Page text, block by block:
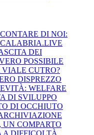
DI NOI:
CALABRIA.LIVE
DEI
POSSIBILE
CUTRO?
DISPREZZO
WELFARE
DI SVILUPPO
DI OCCHIUTO
COMPARTO
A DIFFICOLTÀ